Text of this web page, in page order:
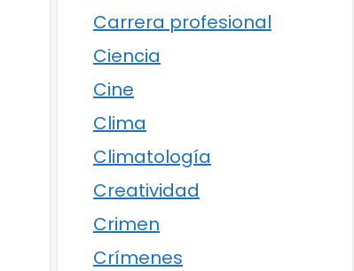
Carrera profesional
Ciencia
Cine
Clima
Climatología
Creatividad
Crimen
Crímenes